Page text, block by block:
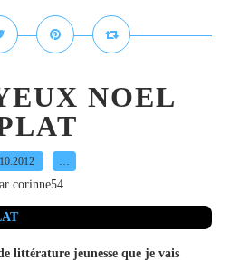
NOEL
…
corinne54
littérature jeunesse que je vais